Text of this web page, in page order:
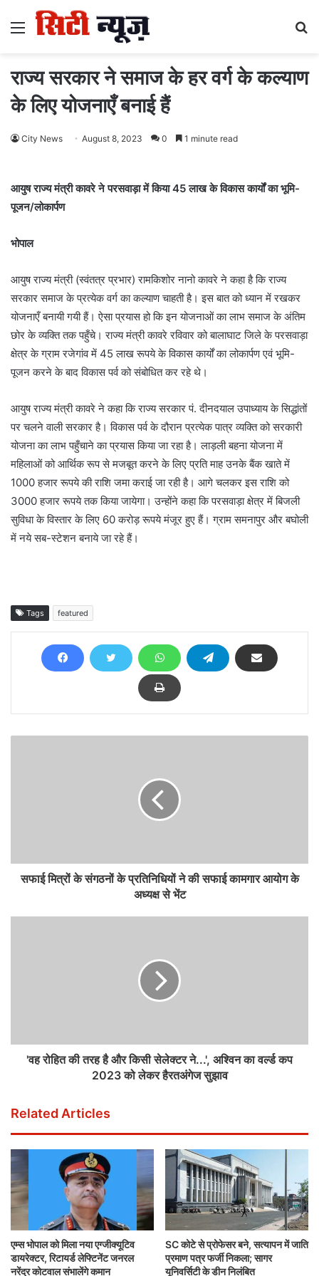
Menu
राज्य सरकार ने समाज के हर वर्ग के कल्याण
के लिए योजनाएँ बनाई हैं
City News August 8, 2023 0 1 minute read
आयुष राज्य मंत्री कावरे ने परसवाड़ा में किया 45 लाख के विकास कार्यों का भूमि-
पूजन/लोकार्पण
भोपाल
आयुष राज्य मंत्री (स्वंतत्र प्रभार) रामकिशोर नानो कावरे ने कहा है कि राज्य
सरकार समाज के प्रत्येक वर्ग का कल्याण चाहती है। इस बात को ध्यान में रखकर
योजनाएँ बनायी गयी हैं। ऐसा प्रयास हो कि इन योजनाओं का लाभ समाज के अंतिम
छोर के व्यक्ति तक पहुँचे। राज्य मंत्री कावरे रविवार को बालाघाट जिले के परसवाड़ा
क्षेत्र के ग्राम रजेगांव में 45 लाख रूपये के विकास कार्यों का लोकार्पण एवं भूमि-
पूजन करने के बाद विकास पर्व को संबोधित कर रहे थे।
आयुष राज्य मंत्री कावरे ने कहा कि राज्य सरकार पं. दीनदयाल उपाध्याय के सिद्धांतों
पर चलने वाली सरकार है। विकास पर्व के दौरान प्रत्येक पात्र व्यक्ति को सरकारी
योजना का लाभ पहुँचाने का प्रयास किया जा रहा है। लाड़ली बहना योजना में
महिलाओं को आर्थिक रूप से मजबूत करने के लिए प्रति माह उनके बैंक खाते में
1000 हजार रूपये की राशि जमा कराई जा रही है। आगे चलकर इस राशि को
3000 हजार रूपये तक किया जायेगा। उन्होंने कहा कि परसवाड़ा क्षेत्र में बिजली
सुविधा के विस्तार के लिए 60 करोड़ रूपये मंजूर हुए हैं। ग्राम समनापुर और बघोली
में नये सब-स्टेशन बनाये जा रहे हैं।
Tags featured
सफाई मित्रों के संगठनों के प्रतिनिधियों ने की सफाई कामगार आयोग के
अध्यक्ष से भेंट
'वह रोहित की तरह है और किसी सेलेक्टर ने...', अश्विन का वर्ल्ड कप
2023 को लेकर हैरतअंगेज सुझाव
Related Articles
एम्स भोपाल को मिला नया एग्जीक्यूटिव
डायरेक्टर, रिटायर्ड लेफ्टिनेंट जनरल
नरेंद्र कोटवाल संभालेंगे कमान
SC कोटे से प्रोफेसर बने, सत्यापन में जाति
प्रमाण पत्र फर्जी निकला; सागर
यूनिवर्सिटी के डीन निलंबित